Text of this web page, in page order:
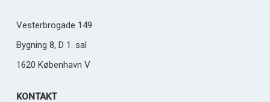
Vesterbrogade 149
Bygning 8, D 1. sal
1620 København V
KONTAKT